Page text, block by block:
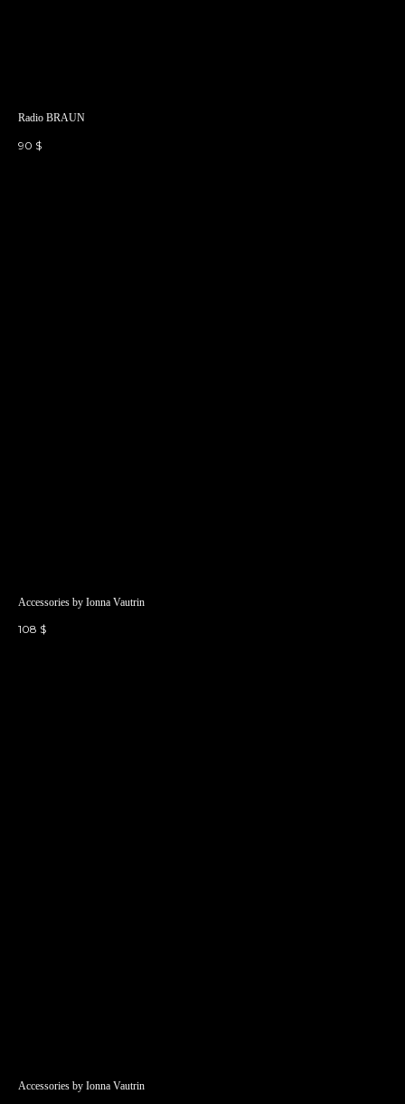
Radio BRAUN
90 $
Accessories by Ionna Vautrin
108 $
Accessories by Ionna Vautrin